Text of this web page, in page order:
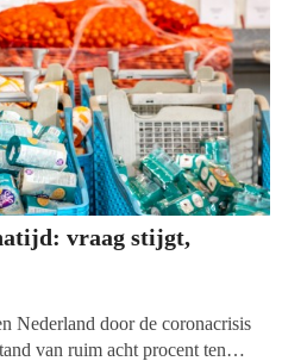
vraag stijgt,
Nederland door de coronacrisis
van ruim acht procent ten